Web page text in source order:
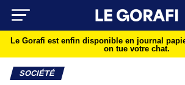
Le Gorafi est enfin disponible en journal
on tue votre chat.
SOCIÉTÉ